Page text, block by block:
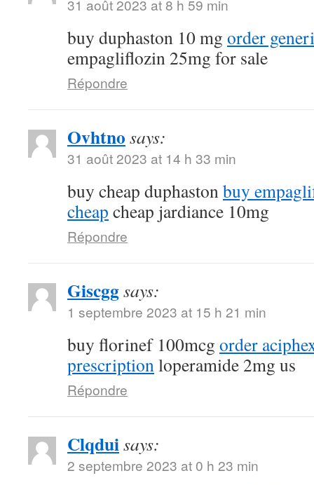
31 août 2023 at 8 h 59 min
buy duphaston 10 mg order
empagliflozin 25mg for sale
Répondre
Ovhtno says:
31 août 2023 at 14 h 33 min
buy cheap duphastonbuy
cheap cheap jardiance 10mg
Répondre
Giscggsays:
1 septembre 2023 at 15 h 21 min
buy florinef 100mcg order
prescriptionloperamide 2mg us
Répondre
Clqduisays:
2 septembre 2023 at 0 h 23 min